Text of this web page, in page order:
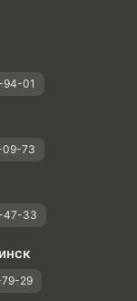
94-01
09-73
47-33
79-29